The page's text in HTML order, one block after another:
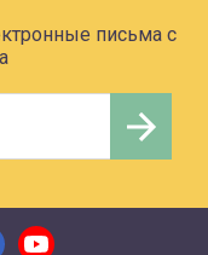
письма с